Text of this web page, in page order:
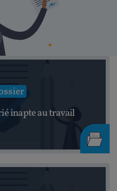
inapte au travail